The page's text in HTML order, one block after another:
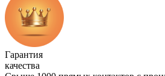
Гарантия
качества